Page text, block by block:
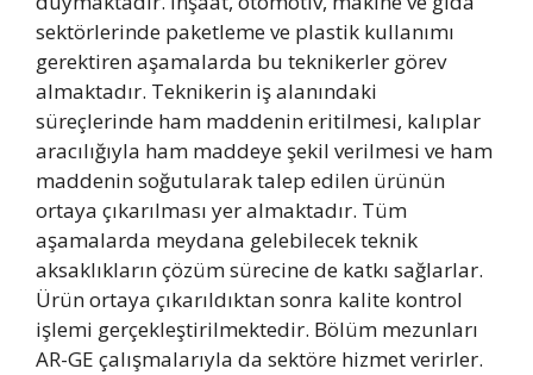
sektörlerinde paketleme ve plastik kullanımı
gerektiren aşamalarda bu teknikerler görev
almaktadır. Teknikerin iş alanındaki
süreçlerinde ham maddenin eritilmesi, kalıplar
aracılığıyla ham maddeye şekil verilmesi ve ham
maddenin soğutularak talep edilen ürünün
ortaya çıkarılması yer almaktadır. Tüm
aşamalarda meydana gelebilecek teknik
aksaklıkların çözüm sürecine de katkı sağlarlar.
Ürün ortaya çıkarıldıktan sonra kalite kontrol
işlemi gerçekleştirilmektedir. Bölüm mezunları
AR-GE çalışmalarıyla da sektöre hizmet verirler.